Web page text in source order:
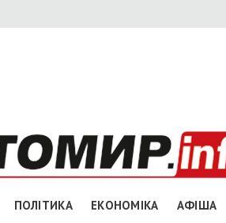
ПОЛІТИКА ЕКОНОМІКА АФІША